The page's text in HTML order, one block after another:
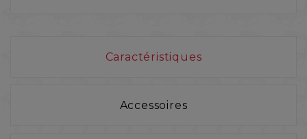
Caractéristiques
Accessoires